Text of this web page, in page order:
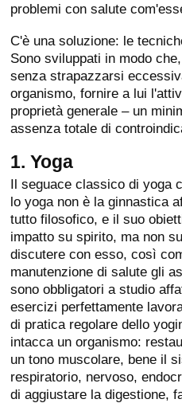
problemi con salute
C'è una soluzione: le
Sono sviluppati in modo
senza strapazzarsi
organismo, fornire a lui
proprietà generale – un
assenza totale di
1. Yoga
Il seguace classico di yoga
lo yoga non è la ginnastica
tutto filosofico, e il suo
impatto su spirito, ma non
discutere con esso, così
manutenzione di salute gli
sono obbligatori a studio
esercizi perfettamente
di pratica regolare dello
intacca un organismo:
un tono muscolare, bene il
respiratorio, nervoso,
di aggiustare la digestione,